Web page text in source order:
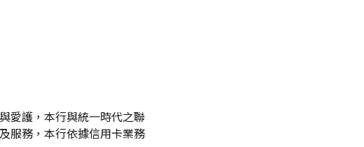
愛護，本行與統一時代之聯
服務，本行依據信用卡業務